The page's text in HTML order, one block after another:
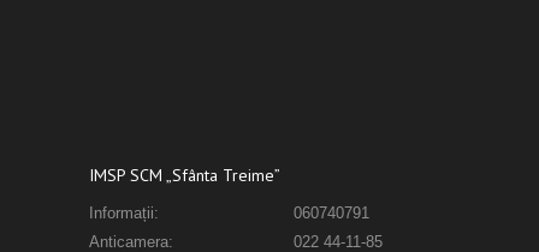
IMSP SCM „Sfânta Treime”
Informații:
060740791
Anticamera:
022 44-11-85